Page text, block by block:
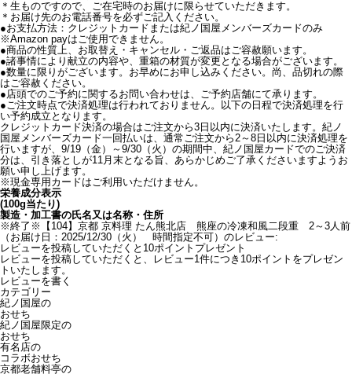
＊生ものですので、ご在宅時のお届けに限らせていただきます。
＊お届け先のお電話番号を必ずご記入ください。
●お支払方法：クレジットカードまたは紀ノ国屋メンバーズカードのみ
※Amazon payはご使用できません。
●商品の性質上、お取替え・キャンセル・ご返品はご容赦願います。
●諸事情により献立の内容や、重箱の材質が変更となる場合がございます。
●数量に限りがございます。お早めにお申し込みください。尚、品切れの際
はご容赦ください。
●店頭でのご予約に関するお問い合わせは、ご予約店舗にて承ります。
●ご注文時点で決済処理は行われておりません。以下の日程で決済処理を行
い予約成立となります。
クレジットカード決済の場合はご注文から3日以内に決済いたします。紀ノ
国屋メンバーズカード一回払いは、通常ご注文から2～8日以内に決済処理を
行いますが、9/19（金）～9/30（火）の期間中、紀ノ国屋カードでのご決済
分は、引き落としが11月末となる旨、あらかじめご了承くださいますようお
願い申し上げます。
※現金専用カードはご利用いただけません。
栄養成分表示
(100g当たり)
製造・加工書の氏名又は名称・住所
※終了※【104】京都 京料理 たん熊北店 熊座の冷凍和風二段重 2～3人前
（お届け日：2025/12/30（火） 時間指定不可）のレビュー:
レビューを投稿していただくと10ポイントプレゼント
レビューを投稿していただくと、レビュー1件につき10ポイントをプレゼン
トいたします。
レビューを書く
カテゴリー
紀ノ国屋の
おせち
紀ノ国屋限定の
おせち
有名店の
コラボおせち
京都老舗料亭の